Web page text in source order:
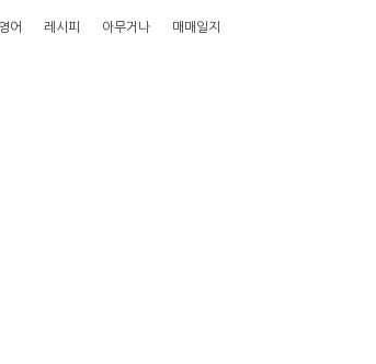
어 레시피 아무거나 매매일지